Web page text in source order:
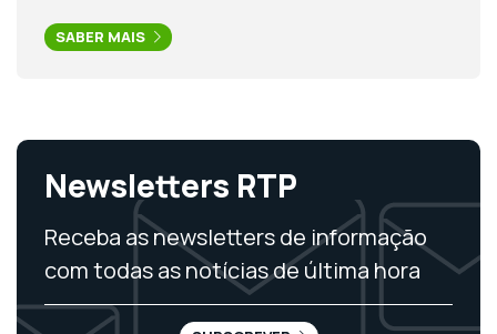
SABER MAIS
Newsletters RTP
Receba as newsletters de informação
com todas as notícias de última hora